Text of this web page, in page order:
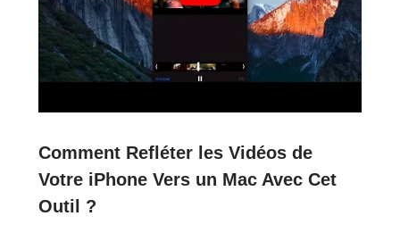
Comment Refléter les Vidéos de
Votre iPhone Vers un Mac Avec Cet
Outil ?